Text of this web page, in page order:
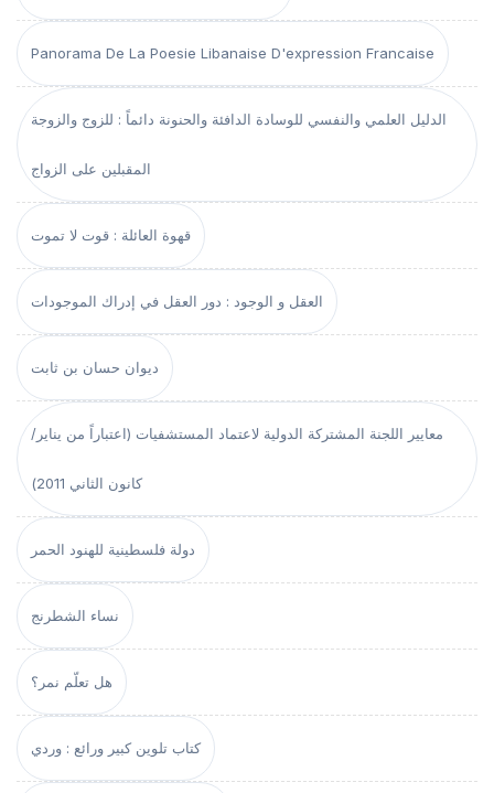
Panorama De La Poesie Libanaise D'expression Francaise
الدليل العلمي والنفسي للوسادة الدافئة والحنونة دائماً : للزوج والزوجة
المقبلين على الزواج
قهوة العائلة : قوت لا تموت
العقل و الوجود : دور العقل في إدراك الموجودات
ديوان حسان بن ثابت
معايير اللجنة المشتركة الدولية لاعتماد المستشفيات (اعتباراً من يناير/
كانون الثاني 2011)
دولة فلسطينية للهنود الحمر
نساء الشطرنج
هل تعلّم نمر؟
كتاب تلوين كبير ورائع : وردي